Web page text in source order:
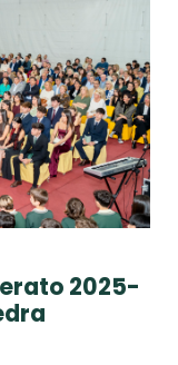
2025-